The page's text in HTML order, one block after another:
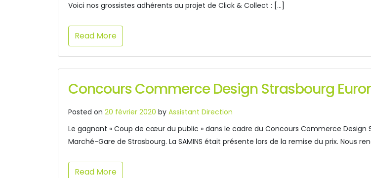
Voici nos grossistes adhérents au projet de Click & Collect : […]
Read More
Concours Commerce Design Strasbourg
Posted on 20 février 2020 by Assistant Direction
Le gagnant « Coup de cœur du public » dans le cadre du Concours Commerce Design
Marché-Gare de Strasbourg. La SAMINS était présente lors de la remise du prix. Nous
Read More